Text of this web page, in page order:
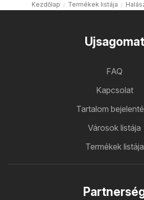
Kezdőlap Termékek listája
Ujsagomat
FAQ
Kapcsolat
Tartalom
Városok listája
Termékek listája